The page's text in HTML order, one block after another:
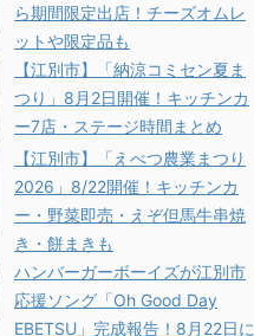
ら期間限定出店！チーズオムレ
ットや限定品も
【江別市】「納涼コミセン夏ま
つり」8月2日開催！キッチンカ
ー7店・ステージ時間まとめ
【江別市】「えべつ農業まつり
2026」8/22開催！キッチンカ
ー・野菜即売・えぞ但馬牛串焼
き・餅まきも
ハンバーガーボーイズが江別市
応援ソング「Oh Good Day
EBETSU」完成報告！8月22日に